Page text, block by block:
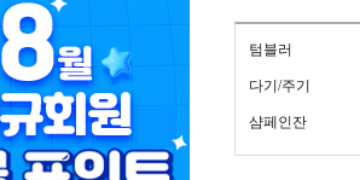
텀블러
다기/주기
샴페인잔